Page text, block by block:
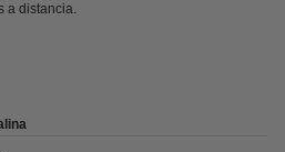
a distancia.